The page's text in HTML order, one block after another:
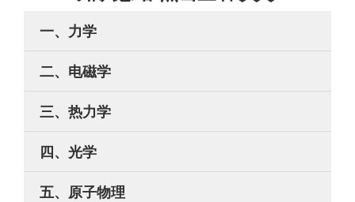
一、力学
二、电磁学
三、热力学
四、光学
五、原子物理